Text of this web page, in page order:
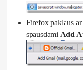
Firefox paklaus
spausdami Add